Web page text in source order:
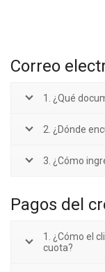
Correo
1. ¿Qué
2. ¿Dónde
3. ¿Cómo
Pagos del
1. ¿Cómo el
cuota?